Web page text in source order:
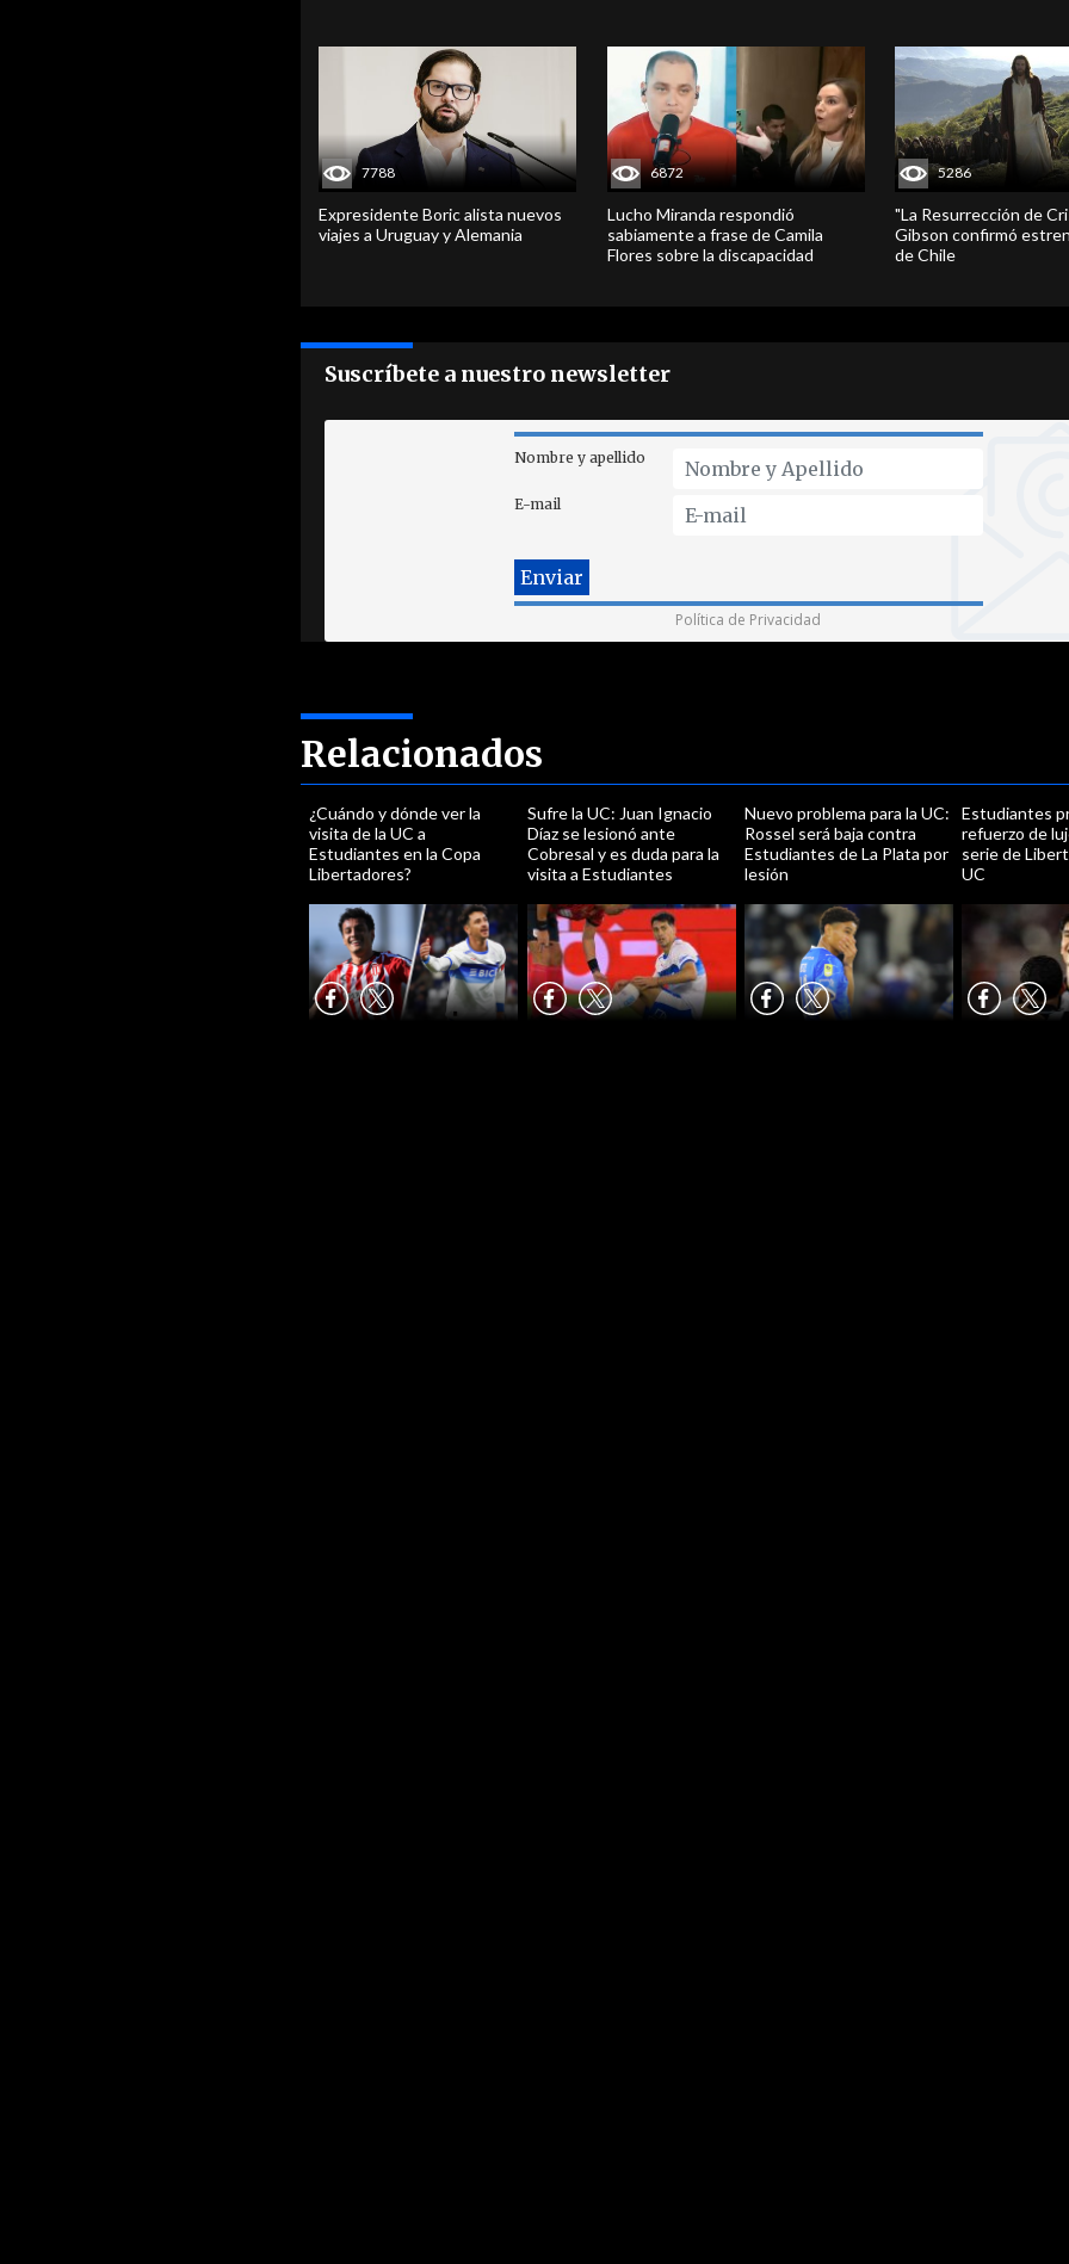
7788
Expresidente Boric alista nuevos
viajes a Uruguay y Alemania
6872
Lucho Miranda respondió
sabiamente a frase de Camila
Flores sobre la discapacidad
5286
"La Resurrección de
Gibson confirmó
de Chile
Suscríbete a nuestro newsletter
Nombre y apellido
E-mail
Política de Privacidad
Relacionados
¿Cuándo y dónde ver la
visita de la UC a
Estudiantes en la Copa
Libertadores?
Sufre la UC: Juan Ignacio
Díaz se lesionó ante
Cobresal y es duda para la
visita a Estudiantes
Nuevo problema para la UC:
Rossel será baja contra
Estudiantes de La Plata por
lesión
Estudiantes
refuerzo de
serie de
UC